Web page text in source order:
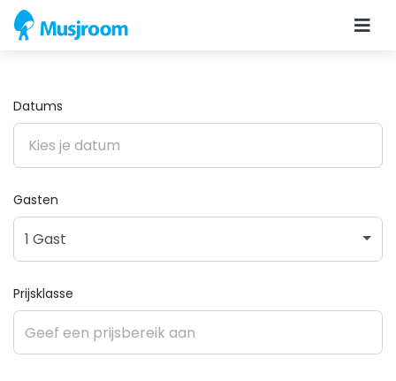
Datums
Gasten
1 Gast
Prijsklasse